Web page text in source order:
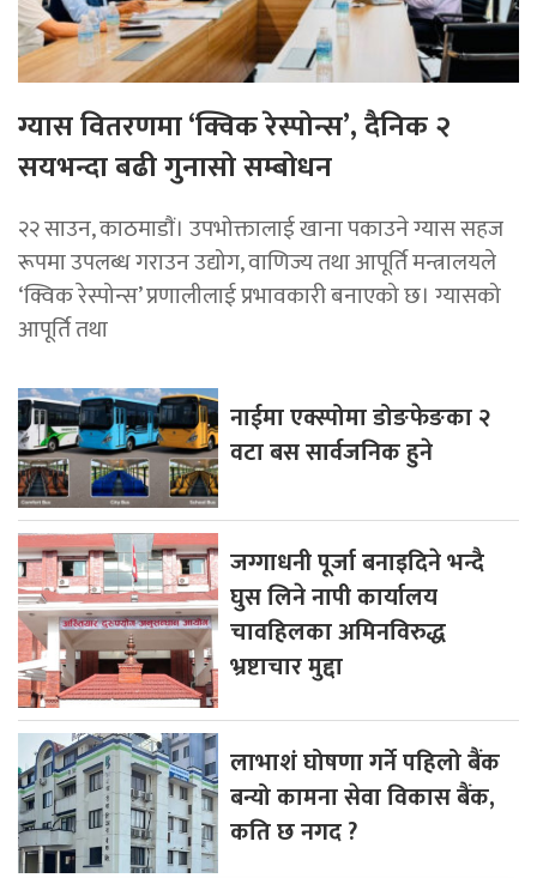
ग्यास वितरणमा ‘क्विक रेस्पोन्स’, दैनिक २
सयभन्दा बढी गुनासो सम्बोधन
२२ साउन, काठमाडाैं। उपभोक्तालाई खाना पकाउने ग्यास सहज
रूपमा उपलब्ध गराउन उद्योग, वाणिज्य तथा आपूर्ति मन्त्रालयले
‘क्विक रेस्पोन्स’ प्रणालीलाई प्रभावकारी बनाएको छ। ग्यासको
आपूर्ति तथा
नाईमा एक्स्पोमा डोङफेङका २
वटा बस सार्वजनिक हुने
जग्गाधनी पूर्जा बनाइदिने भन्दै
घुस लिने नापी कार्यालय
चावहिलका अमिनविरुद्ध
भ्रष्टाचार मुद्दा
लाभाशं घोषणा गर्ने पहिलो बैंक
बन्यो कामना सेवा विकास बैंक,
कति छ नगद ?